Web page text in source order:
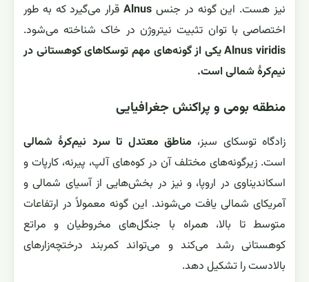
نیز هست. این گونه در جنس Alnusقرار می‌گیرد که به طور
اختصاصی با توان تثبیت نیتروژن در خاک شناخته می‌شود.
Alnus viridis یکی از گونه‌های مهم توسکاهای کوهستانی در
نیم‌کرهٔ شمالی است.
منطقه بومی و پراکنش جغرافیایی
زادگاه توسکای سبز، مناطق معتدل تا سرد نیم‌کرهٔ شمالی
است. زیرگونه‌های مختلف آن در کوه‌های آلپ، پیرنه، کارپات و
اسکاندیناوی در اروپا، و نیز در بخش‌هایی از آسیای شمالی و
آمریکای شمالی یافت می‌شوند. این گونه معمولاً در ارتفاعات
متوسط تا بالا، همراه با جنگل‌های مخروطیان و مراتع
کوهستانی رشد می‌کند و می‌تواند کمربند درختچه‌زارهای
بالادست را تشکیل دهد.